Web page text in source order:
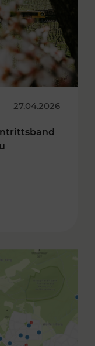
27.04.2026